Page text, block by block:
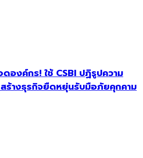
องค์กร! ใช้ CSBI ปฏิรูปความ
ร้างธุรกิจยืดหยุ่นรับมือภัยคุกคาม